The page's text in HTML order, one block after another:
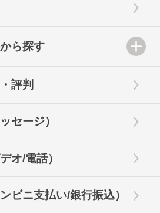
ら探す
評判
セージ）
オ/電話）
ビニ支払い/銀行振込）